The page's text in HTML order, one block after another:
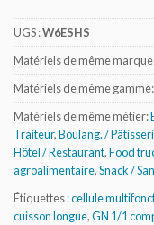
UGS :W6ESHS
Matériels de même
Matériels de même gamme:
Matériels de même métier:
Traiteur,Boulang. /
Hôtel / Restaurant,Food
agroalimentaire,Snack /
Étiquettes :cellule
cuisson longue,GN 1/1